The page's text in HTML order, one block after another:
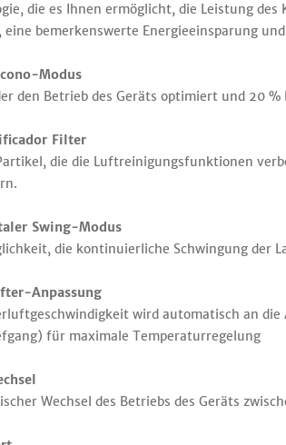
die es Ihnen ermöglicht, die Leistung
eine bemerkenswerte Energieeinsparung
Modus
den Betrieb des Geräts optimiert und 20
Filter
die die Luftreinigungsfunktionen
Swing-Modus
die kontinuierliche Schwingung der
Anpassung
wird automatisch an
für maximale Temperaturregelung
Wechsel des Betriebs des Geräts